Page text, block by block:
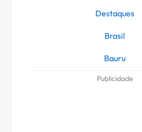
Destaques
Brasil
Bauru
Publicidade